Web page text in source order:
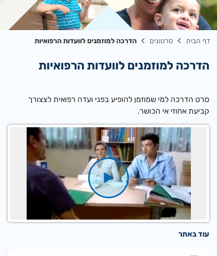
דף הבית סרטונים הדרכה למוזמנים לוועדות הרפואיות
הדרכה למוזמנים לוועדות הרפואיות
סרט הדרכה למי שמוזמן להופיע בפני ועדה רפואית לצצורך
קביעת אחוזי אי הכושר.​​​​​​​​​​​​​​​​​​​​​​​​​​​​​​​​​​​​​​​​
עוד באתר